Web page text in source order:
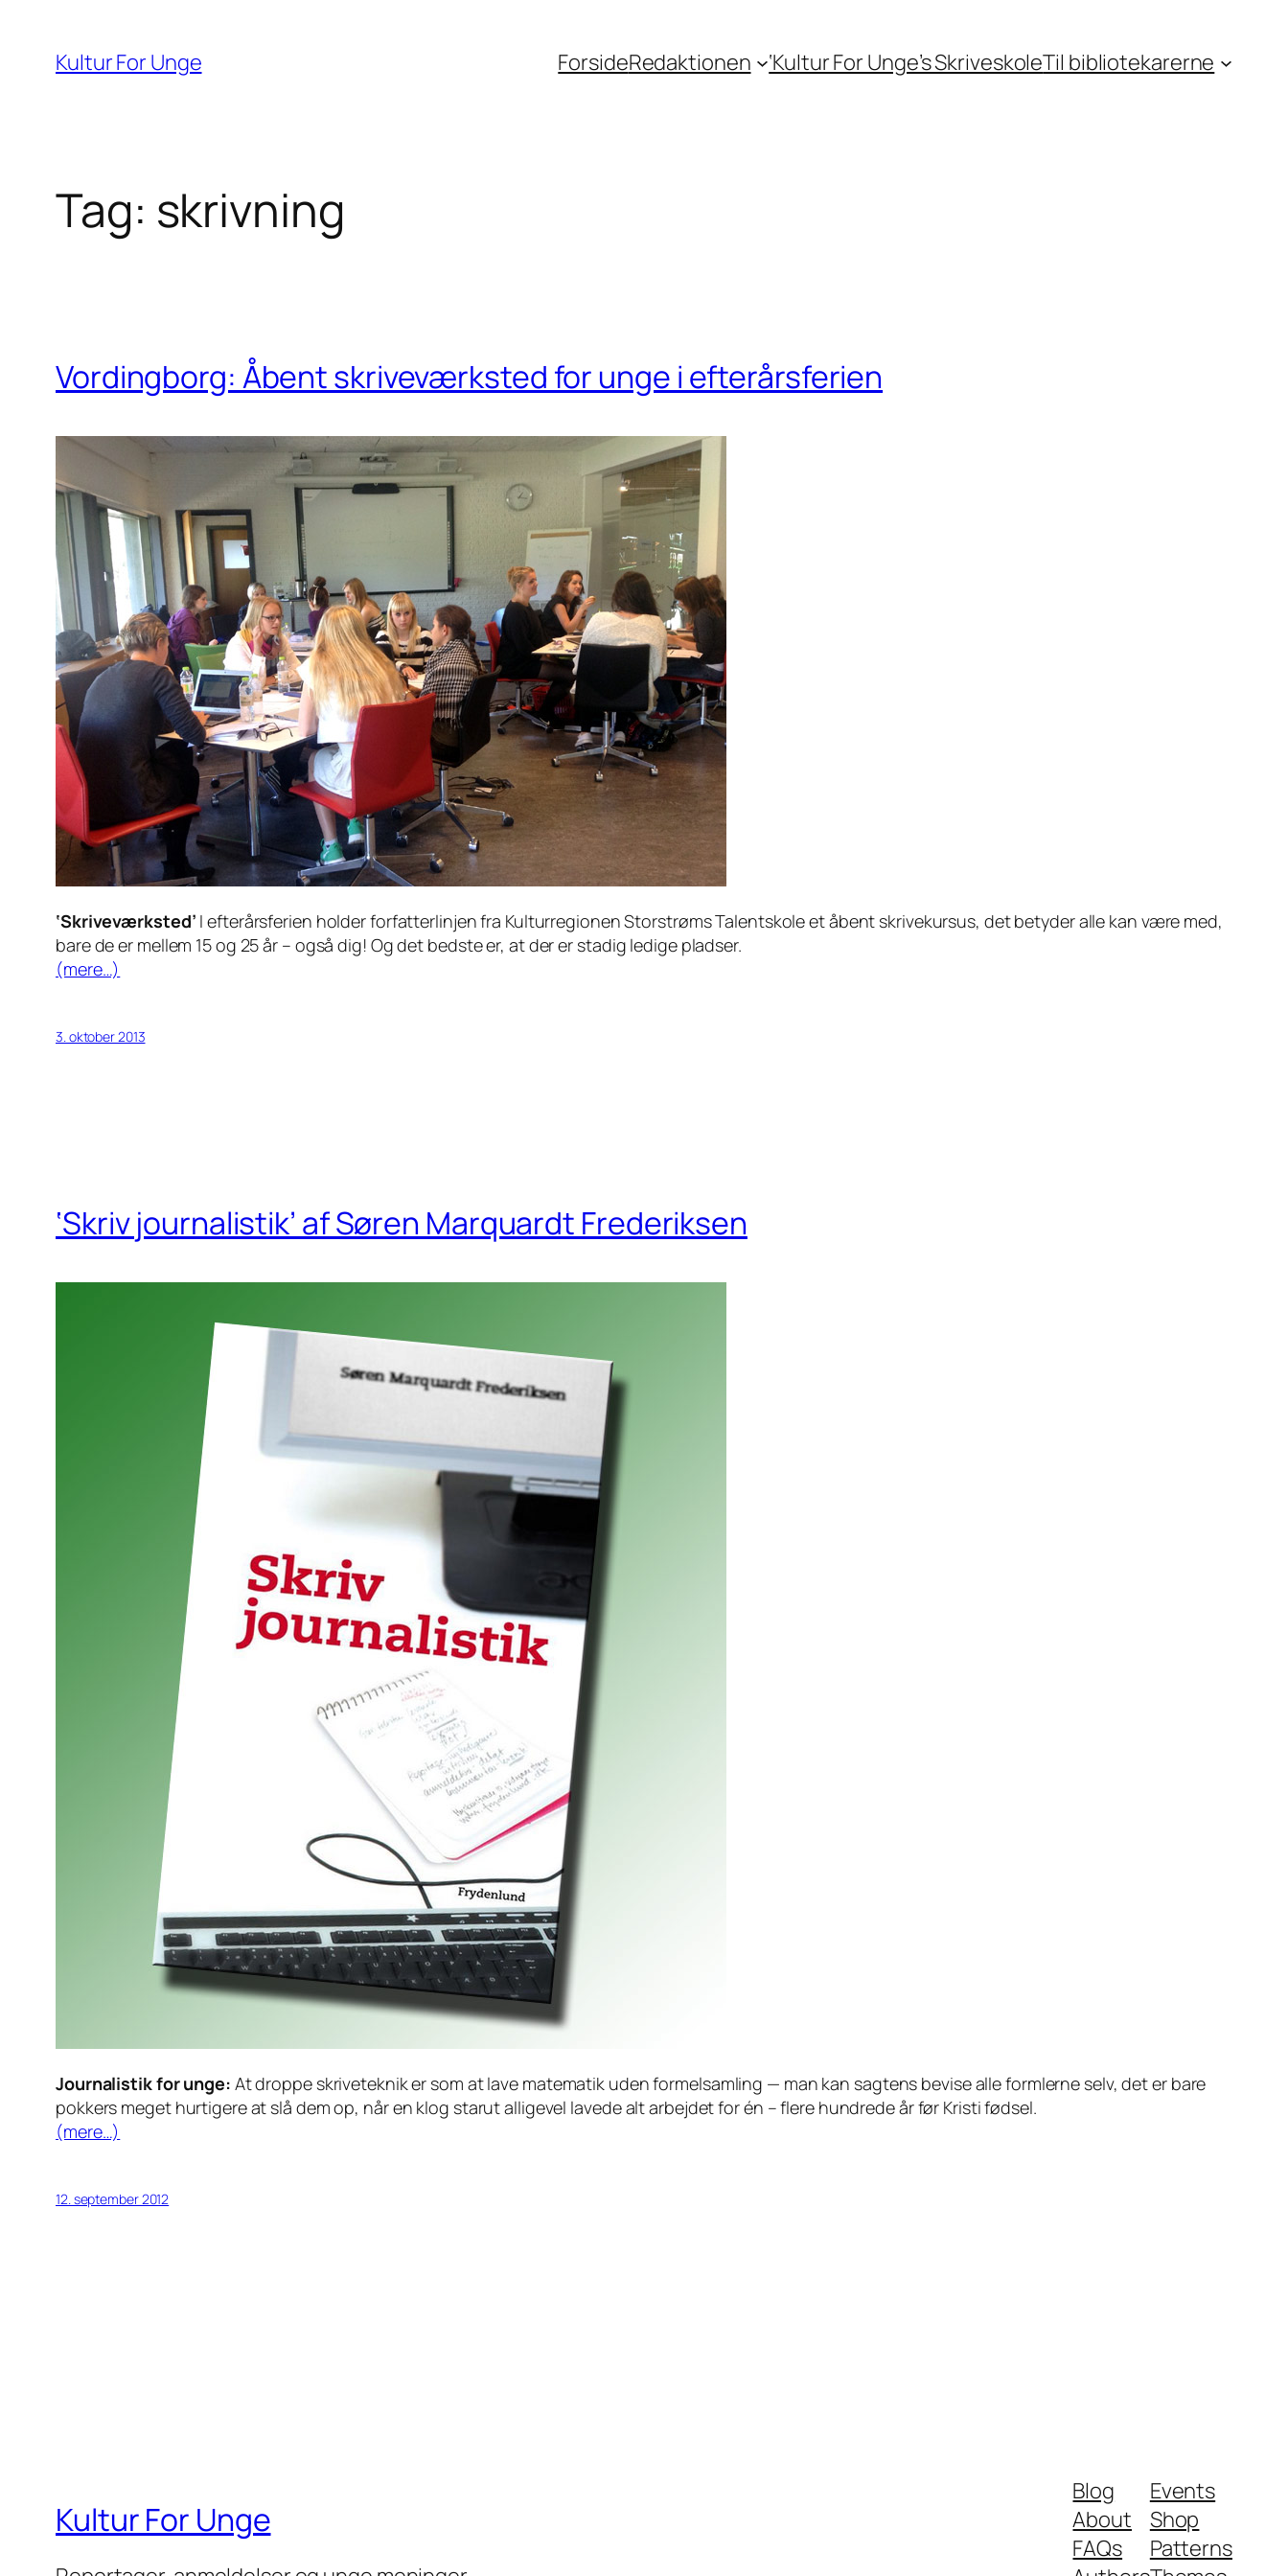
indhold
Kultur For Unge ForsideRedaktionen ‘Kultur For Unge’s SkriveskoleTil bibliotekarerne
Tag: skrivning
Vordingborg: Åbent skriveværksted for unge i efterårsferien
‘Skriveværksted’ I efterårsferien holder forfatterlinjen fra Kulturregionen Storstrøms Talentskole et åbent skrivekursus, det betyder alle kan være med,
bare de er mellem 15 og 25 år – også dig! Og det bedste er, at der er stadig ledige pladser.
(mere…)
3. oktober 2013
‘Skriv journalistik’ af Søren Marquardt Frederiksen
Journalistik for unge: At droppe skriveteknik er som at lave matematik uden formelsamling — man kan sagtens bevise alle formlerne selv, det er bare
pokkers meget hurtigere at slå dem op, når en klog starut alligevel lavede alt arbejdet for én – flere hundrede år før Kristi fødsel.
(mere…)
12. september 2012
Kultur For Unge
Blog
About
FAQs
Events
Shop
Patterns